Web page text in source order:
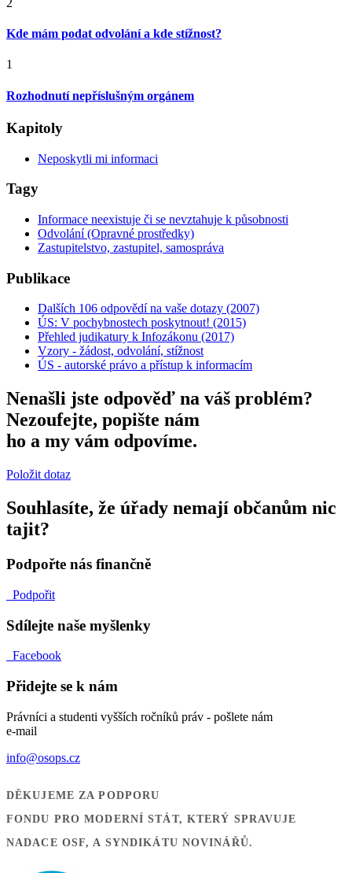
Kde mám podat odvolání a kde stížnost?
1
Rozhodnutí nepříslušným orgánem
Kapitoly
Neposkytli mi informaci
Tagy
Informace neexistuje či se nevztahuje k působnosti
Odvolání (Opravné prostředky)
Zastupitelstvo, zastupitel, samospráva
Publikace
Dalších 106 odpovědí na vaše dotazy (2007)
ÚS: V pochybnostech poskytnout! (2015)
Přehled judikatury k Infozákonu (2017)
Vzory - žádost, odvolání, stížnost
ÚS - autorské právo a přístup k informacím
Nenašli jste odpověď na váš problém?
Nezoufejte, popište nám
ho a my vám odpovíme.
Položit dotaz
Souhlasíte, že úřady nemají občanům nic
tajit?
Podpořte nás finančně
Podpořit
Sdílejte naše myšlenky
Facebook
Přidejte se k nám
Právníci a studenti vyšších ročníků práv - pošlete nám
e-mail
info@osops.cz
DĚKUJEME ZA PODPORU
FONDU PRO MODERNÍ STÁT, KTERÝ SPRAVUJE
NADACE OSF, A SYNDIKÁTU NOVINÁŘŮ.